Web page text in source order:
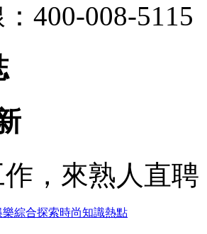
400-008-5115
，來熟人直聘
樂綜合探索時尚知識熱點